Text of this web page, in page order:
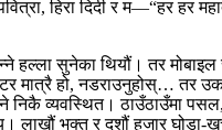
हिरा दिदी र म—“हर हर
हल्ला सुनेका थियौं। तर मोबाइल
मात्रै हो, नडराउनुहोस्… तर
निकै व्यवस्थित। ठाउँठाउँमा
लाखौं भक्त र दशौं हजार घोडा-